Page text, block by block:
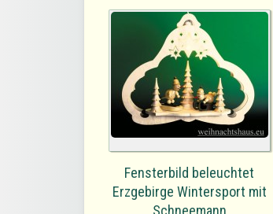
Fensterbild beleuchtet
Erzgebirge Wintersport mit